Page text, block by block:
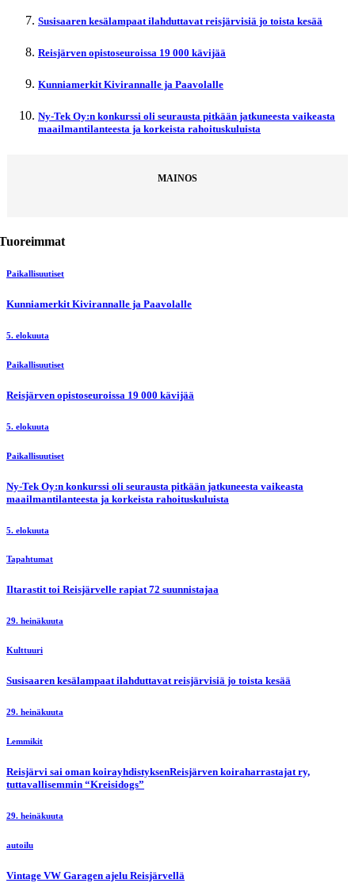
Susisaaren kesälampaat ilahduttavat reisjärvisiä jo toista kesää
Reisjärven opistoseuroissa 19 000 kävijää
Kunniamerkit Kivirannalle ja Paavolalle
Ny-Tek Oy:n konkurssi oli seurausta pitkään jatkuneesta vaikeasta
maailmantilanteesta ja korkeista rahoituskuluista
MAINOS
Paikallisuutiset
Kunniamerkit Kivirannalle ja Paavolalle
5. elokuuta
Paikallisuutiset
Reisjärven opistoseuroissa 19 000 kävijää
5. elokuuta
Paikallisuutiset
Ny-Tek Oy:n konkurssi oli seurausta pitkään jatkuneesta vaikeasta
maailmantilanteesta ja korkeista rahoituskuluista
5. elokuuta
Tapahtumat
Iltarastit toi Reisjärvelle rapiat 72 suunnistajaa
29. heinäkuuta
Kulttuuri
Susisaaren kesälampaat ilahduttavat reisjärvisiä jo toista kesää
29. heinäkuuta
Lemmikit
Reisjärvi sai oman koirayhdistyksenReisjärven koiraharrastajat ry,
tuttavallisemmin “Kreisidogs”
29. heinäkuuta
autoilu
Vintage VW Garagen ajelu Reisjärvellä